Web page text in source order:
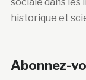
historique et
Abonnez-